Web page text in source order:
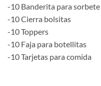
-10 Banderita para
-10 Cierra bolsitas
-10 Toppers
-10 Faja para botellitas
-10 Tarjetas para comida